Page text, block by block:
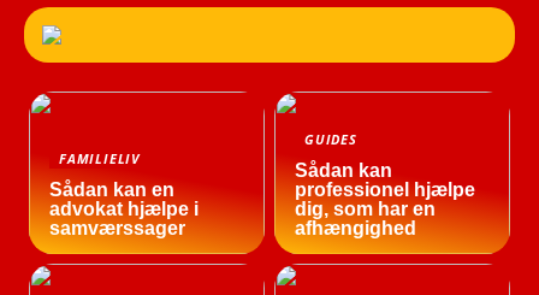
FAMILIELIV
Sådan kan en
advokat hjælpe i
samværssager
GUIDES
Sådan kan
professionel hjælpe
dig, som har en
afhængighed